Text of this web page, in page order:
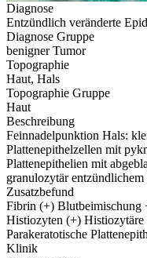
Diagnose
Entzündlich veränderte
Diagnose Gruppe
benigner Tumor
Topographie
Haut, Hals
Topographie Gruppe
Haut
Beschreibung
Feinnadelpunktion Hals:
Plattenepithelzellen mit
Plattenepithelien mit
granulozytär
Zusatzbefund
Fibrin (+) Blutbeimischung
Histiozyten (+) Histiozytäre
Parakeratotische
Klinik